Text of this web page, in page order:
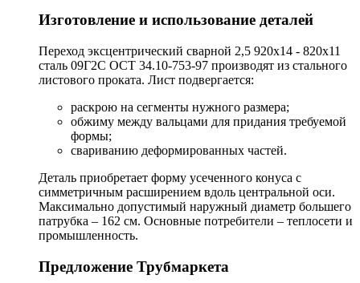
Изготовление и использование деталей
Переход эксцентрический сварной 2,5 920х14 - 820х11
сталь 09Г2С ОСТ 34.10-753-97 производят из стального
листового проката. Лист подвергается:
раскрою на сегменты нужного размера;
обжиму между вальцами для придания требуемой
формы;
свариванию деформированных частей.
Деталь приобретает форму усеченного конуса с
симметричным расширением вдоль центральной оси.
Максимально допустимый наружный диаметр большего
патрубка – 162 см. Основные потребители – теплосети и
промышленность.
Предложение Трубмаркета